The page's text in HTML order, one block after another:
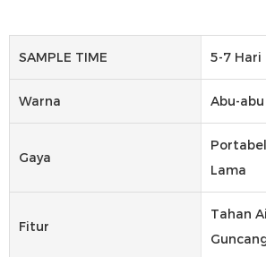
SAMPLE TIME 5-7 Hari
Warna Abu-abu
Gaya
Lama
Fitur
Tahan